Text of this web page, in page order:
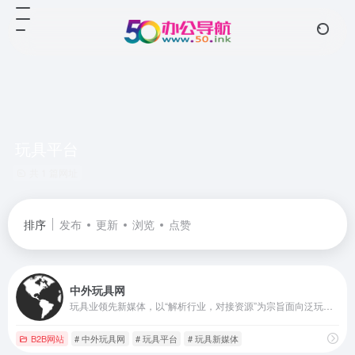
排序 发布 更新 浏览 点赞
中外玩具网
B2B网站 # 中外玩具网 # 玩具平台 # 玩具新媒体